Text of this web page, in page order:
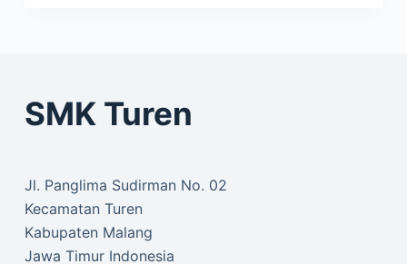
SMK Turen
Jl. Panglima Sudirman No. 02
Kecamatan Turen
Kabupaten Malang
Jawa Timur Indonesia